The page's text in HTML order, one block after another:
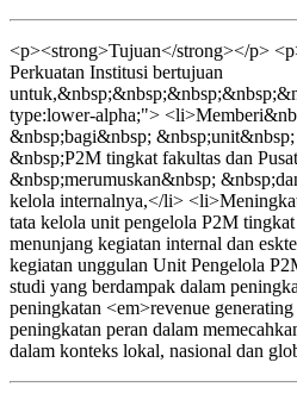
<p><strong>Tujuan</strong></p>
Perkuatan Institusi bertujuan
type:lower-alpha;">
&nbsp;bagi&nbsp;
&nbsp;P2M tingkat fakultas dan
&nbsp;merumuskan&nbsp;
kelola internalnya,</li>
tata kelola unit pengelola P2M
menunjang kegiatan internal dan
kegiatan unggulan Unit Pengelola
studi yang berdampak dalam
peningkatan <em>revenue
peningkatan peran dalam
dalam konteks lokal, nasional dan